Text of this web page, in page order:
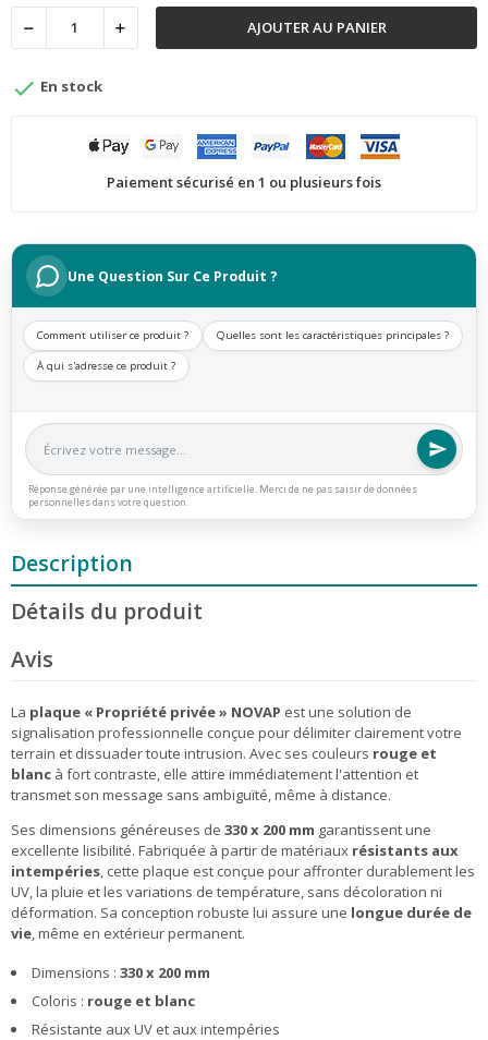
AJOUTER AU PANIER
 En stock
Paiement sécurisé en 1 ou plusieurs fois
Une Question Sur Ce Produit ?
Comment utiliser ce produit ? Quelles sont les caractéristiques principales ?
À qui s'adresse ce produit ?
Réponse générée par une intelligence artificielle. Merci de ne pas saisir de données
personnelles dans votre question.
Description
Détails du produit
Avis
La plaque « Propriété privée » NOVAP est une solution de
signalisation professionnelle conçue pour délimiter clairement votre
terrain et dissuader toute intrusion. Avec ses couleurs rouge et
blanc à fort contraste, elle attire immédiatement l'attention et
transmet son message sans ambiguïté, même à distance.
Ses dimensions généreuses de 330 x 200 mm garantissent une
excellente lisibilité. Fabriquée à partir de matériaux résistants aux
intempéries, cette plaque est conçue pour affronter durablement les
UV, la pluie et les variations de température, sans décoloration ni
déformation. Sa conception robuste lui assure une longue durée de
vie, même en extérieur permanent.
Dimensions : 330 x 200 mm
Coloris : rouge et blanc
Résistante aux UV et aux intempéries